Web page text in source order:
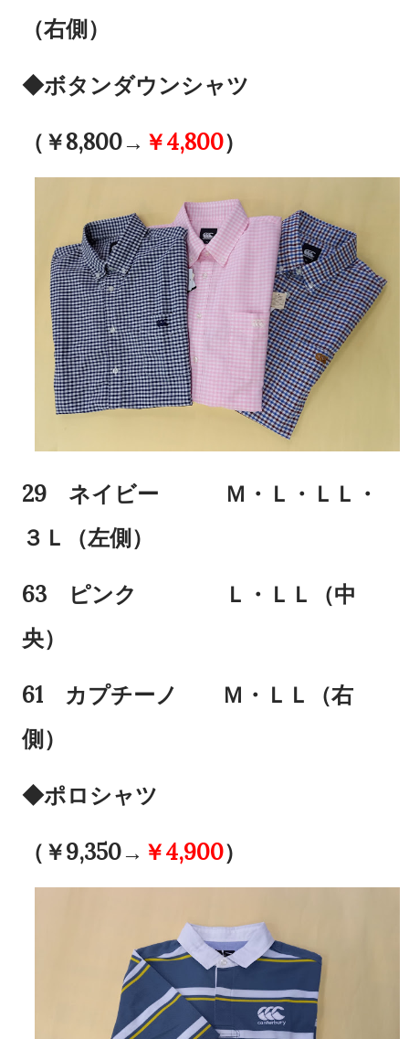
（右側）
◆ボタンダウンシャツ
（￥8,800→ ￥4,800）
29 ネイビー Ｍ・Ｌ・ＬＬ・
３Ｌ（左側）
63 ピンク Ｌ・ＬＬ（中
央）
61 カプチーノ Ｍ・ＬＬ（右
側）
◆ポロシャツ
（￥9,350→ ￥4,900）